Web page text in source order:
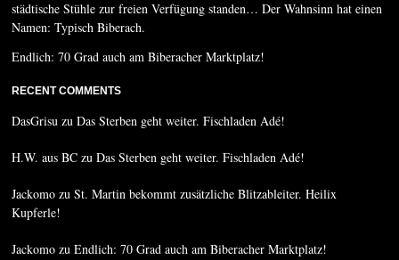
städtische Stühle zur freien Verfügung standen… Der Wahnsinn hat einen
Namen: Typisch Biberach.
Endlich: 70 Grad auch am Biberacher Marktplatz!
RECENT COMMENTS
DasGrisu zuDas Sterben geht weiter. Fischladen Adé!
H.W. aus BC zuDas Sterben geht weiter. Fischladen Adé!
Jackomo zuSt. Martin bekommt zusätzliche Blitzableiter. Heilix
Kupferle!
Jackomo zuEndlich: 70 Grad auch am Biberacher Marktplatz!